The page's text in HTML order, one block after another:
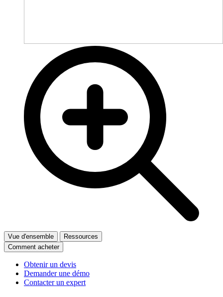
Vue d'ensemble
Ressources
Comment acheter
Obtenir un devis
Demander une démo
Contacter un expert